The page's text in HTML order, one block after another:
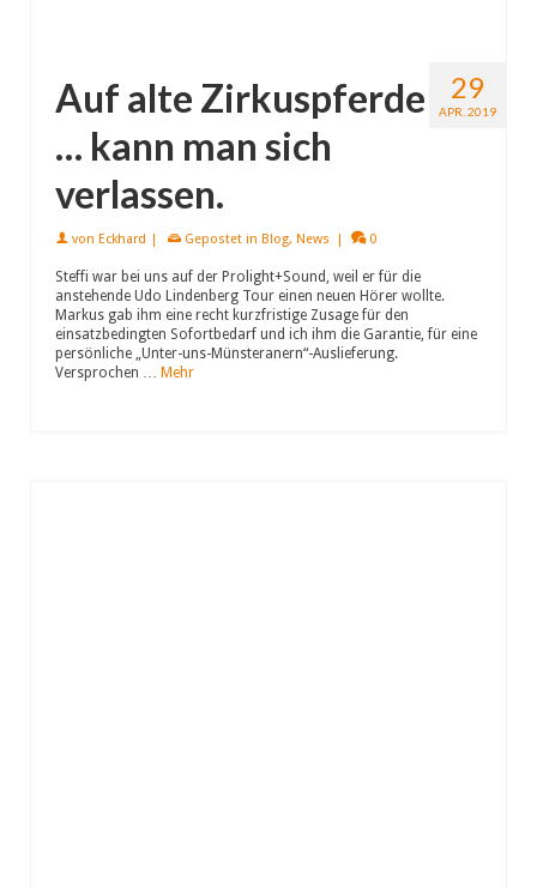
29
APR. 2019
Auf alte Zirkuspferde
… kann man sich
verlassen.
von Eckhard | Gepostet in Blog, News | 0
Steffi war bei uns auf der Prolight+Sound, weil er für die
anstehende Udo Lindenberg Tour einen neuen Hörer wollte.
Markus gab ihm eine recht kurzfristige Zusage für den
einsatzbedingten Sofortbedarf und ich ihm die Garantie, für eine
persönliche „Unter-uns-Münsteranern“-Auslieferung.
Versprochen … Mehr